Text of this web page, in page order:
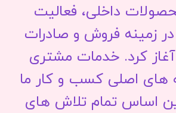
داخلی، فعالیت
زمینه فروش و صادرات
آغاز کرد. خدمات مشتری
های اصلی کسب و کار ما
اساس تمام تلاش های